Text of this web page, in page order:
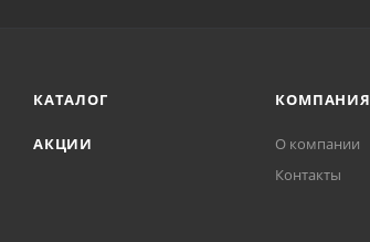
КАТАЛОГ
АКЦИИ
КОМПАНИЯ
О компании
Контакты